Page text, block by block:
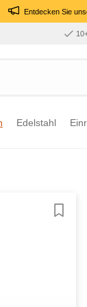
Entdecken Sie
Edelstahl